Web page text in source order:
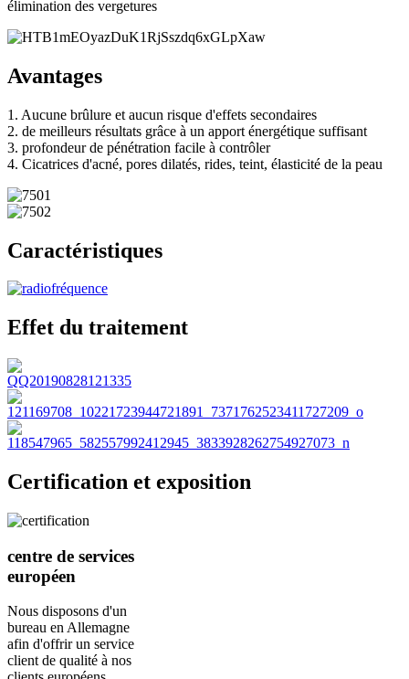
élimination des vergetures
Avantages
1. Aucune brûlure et aucun risque d'effets secondaires
2. de meilleurs résultats grâce à un apport énergétique suffisant
3. profondeur de pénétration facile à contrôler
4. Cicatrices d'acné, pores dilatés, rides, teint, élasticité de la peau
Caractéristiques
Effet du traitement
Certification et exposition
centre de services
européen
Nous disposons d'un
bureau en Allemagne
afin d'offrir un service
client de qualité à nos